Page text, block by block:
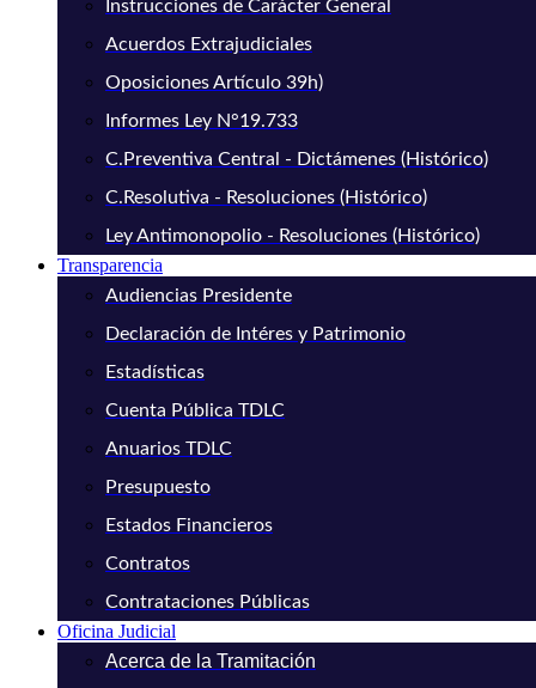
Instrucciones de Carácter General
Acuerdos Extrajudiciales
Oposiciones Artículo 39h)
Informes Ley N°19.733
C.Preventiva Central - Dictámenes (Histórico)
C.Resolutiva - Resoluciones (Histórico)
Ley Antimonopolio - Resoluciones (Histórico)
Transparencia
Audiencias Presidente
Declaración de Intéres y Patrimonio
Estadísticas
Cuenta Pública TDLC
Anuarios TDLC
Presupuesto
Estados Financieros
Contratos
Contrataciones Públicas
Oficina Judicial
Acerca de la Tramitación